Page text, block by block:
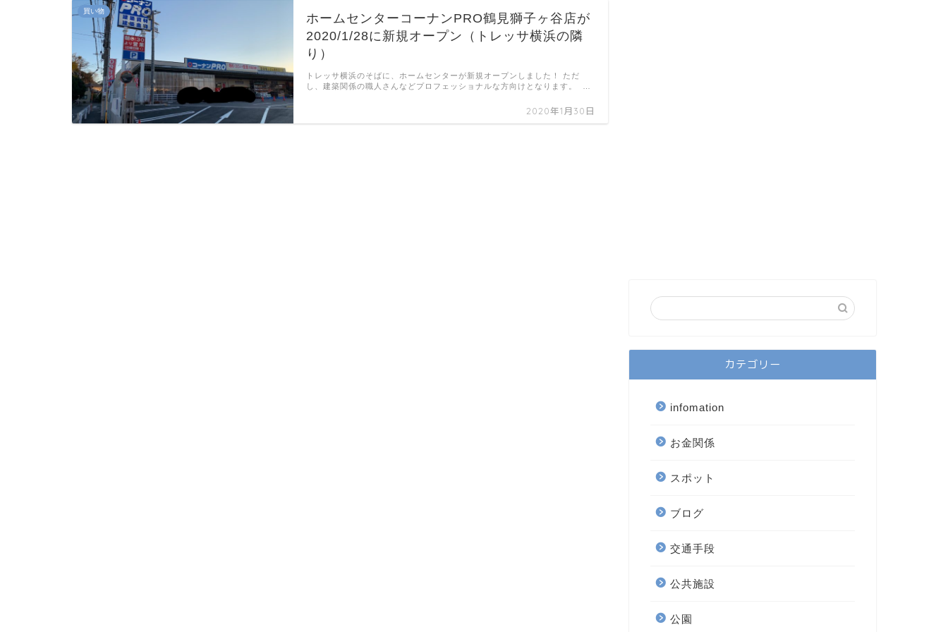
買い物
ホームセンターコーナンPRO鶴見獅子ヶ谷店が
2020/1/28に新規オープン（トレッサ横浜の隣
り）
2020年1月30日
トレッサ横浜のそばに、ホームセンターが新規オープンしました！ ただ
し、建築関係の職人さんなどプロフェッショナルな方向けとなります。 …
カテゴリー
infomation
お金関係
スポット
ブログ
交通手段
公共施設
公園